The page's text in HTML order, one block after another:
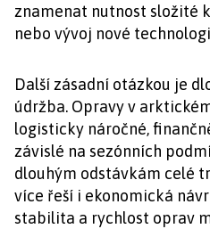
znamenat nutnost složité
nebo vývoj nové
Další zásadní otázkou je
údržba. Opravy v
logisticky náročné,
závislé na sezónních
dlouhým odstávkám celé
více řeší i ekonomická
stabilita a rychlost oprav